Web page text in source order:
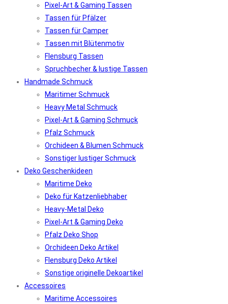
Pixel-Art & Gaming Tassen
Tassen für Pfälzer
Tassen für Camper
Tassen mit Blütenmotiv
Flensburg Tassen
Spruchbecher & lustige Tassen
Handmade Schmuck
Maritimer Schmuck
Heavy Metal Schmuck
Pixel-Art & Gaming Schmuck
Pfalz Schmuck
Orchideen & Blumen Schmuck
Sonstiger lustiger Schmuck
Deko Geschenkideen
Maritime Deko
Deko für Katzenliebhaber
Heavy-Metal Deko
Pixel-Art & Gaming Deko
Pfalz Deko Shop
Orchideen Deko Artikel
Flensburg Deko Artikel
Sonstige originelle Dekoartikel
Accessoires
Maritime Accessoires